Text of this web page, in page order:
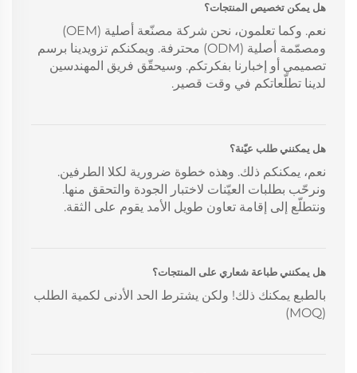
هل يمكن تخصيص المنتجات؟
نعم. وكما تعلمون، نحن شركة مصنّعة أصلية (OEM)
ومصمّمة أصلية (ODM) محترفة. ويمكنكم تزويدينا برسم
تصميمي أو إخبارنا بفكرتكم. وسيحقّق فريق المهندسين
لدينا تطلّعاتكم في وقت قصير.
هل يمكنني طلب عيّنة؟
نعم، يمكنكم ذلك. وهذه خطوة ضرورية لكلا الطرفين.
ونرحّب بطلبات العيّنات لاختبار الجودة والتحقق منها.
ونتطلّع إلى إقامة تعاون طويل الأمد يقوم على الثقة.
هل يمكنني طباعة شعاري على المنتجات؟
بالطبع يمكنك ذلك! ولكن يشترط الحد الأدنى لكمية الطلب
(MOQ)